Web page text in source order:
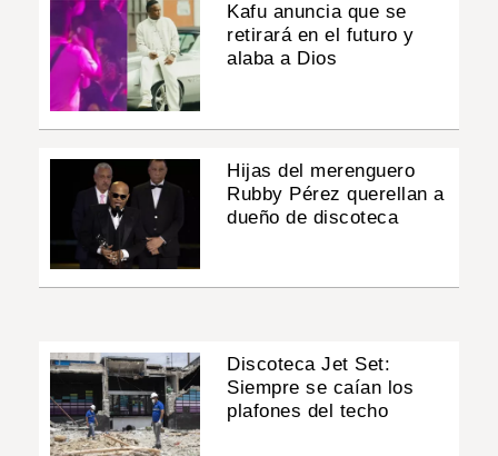
Kafu anuncia que se
retirará en el futuro y
alaba a Dios
Hijas del merenguero
Rubby Pérez querellan a
dueño de discoteca
Discoteca Jet Set:
Siempre se caían los
plafones del techo